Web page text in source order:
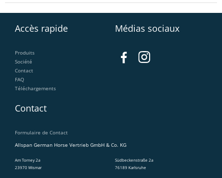
Accès rapide
Produits
Société
Contact
FAQ
Téléchargements
Médias sociaux
Contact
Formulaire de Contact
Allspan German Horse Vertrieb GmbH & Co. KG
Am Torney 2a
23970 Wismar
Südbeckenstraße 2a
76189 Karlsruhe